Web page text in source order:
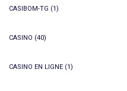
CASIBOM-TG (1)
CASINO (40)
CASINO EN LIGNE (1)